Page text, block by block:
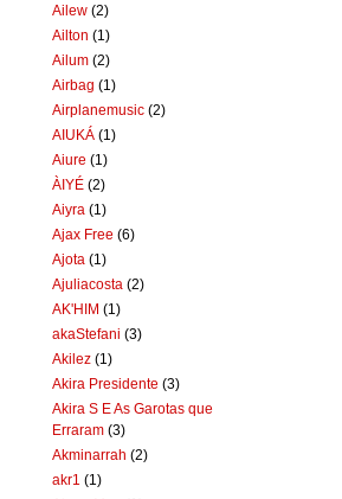
Ailew (2)
Ailton (1)
Ailum (2)
Airbag (1)
Airplanemusic (2)
AIUKÁ (1)
Aiure (1)
ÀIYÉ (2)
Aiyra (1)
Ajax Free (6)
Ajota (1)
Ajuliacosta (2)
AK'HIM (1)
akaStefani (3)
Akilez (1)
Akira Presidente (3)
Akira S E As Garotas que
Erraram (3)
Akminarrah (2)
akr1 (1)